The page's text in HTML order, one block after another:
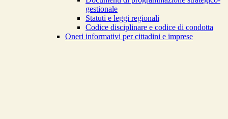
gestionale
Statuti e leggi regionali
Codice disciplinare e codice di condotta
Oneri informativi per cittadini e imprese